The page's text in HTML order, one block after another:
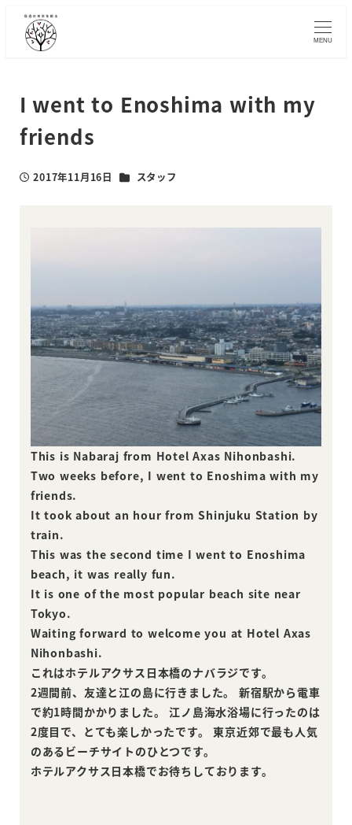
MENU
I went to Enoshima with my
friends
投稿日
2017年11月16日 カテゴリー
スタッフ
This is Nabaraj from Hotel Axas Nihonbashi.
Two weeks before, I went to Enoshima with my
friends.
It took about an hour from Shinjuku Station by
train.
This was the second time I went to Enoshima
beach, it was really fun.
It is one of the most popular beach site near
Tokyo.
Waiting forward to welcome you at Hotel Axas
Nihonbashi.
これはホテルアクサス日本橋のナバラジです。
2週間前、友達と江の島に行きました。 新宿駅から電車
で約1時間かかりました。 江ノ島海水浴場に行ったのは
2度目で、とても楽しかったです。 東京近郊で最も人気
のあるビーチサイトのひとつです。
ホテルアクサス日本橋でお待ちしております。